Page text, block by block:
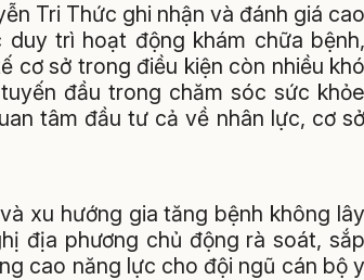
Tri Thức ghi nhận và đánh giá cao
trì hoạt động khám chữa bệnh,
cơ sở trong điều kiện còn nhiều khó
đầu trong chăm sóc sức khỏe
tâm đầu tư cả về nhân lực, cơ sở
xu hướng gia tăng bệnh không lây
địa phương chủ động rà soát, sắp
cao năng lực cho đội ngũ cán bộ y